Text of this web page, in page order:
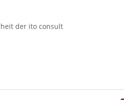
der ito consult